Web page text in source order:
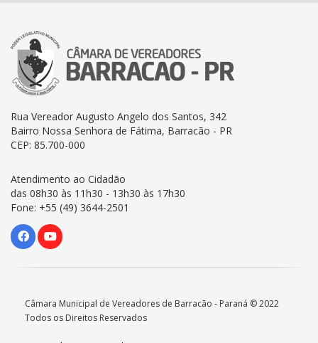
Rua Vereador Augusto Angelo dos Santos, 342
Bairro Nossa Senhora de Fátima, Barracão - PR
CEP: 85.700-000
Atendimento ao Cidadão
das 08h30 às 11h30 - 13h30 às 17h30
Fone: +55 (49) 3644-2501
Câmara Municipal de Vereadores de Barracão - Paraná © 2022
Todos os Direitos Reservados